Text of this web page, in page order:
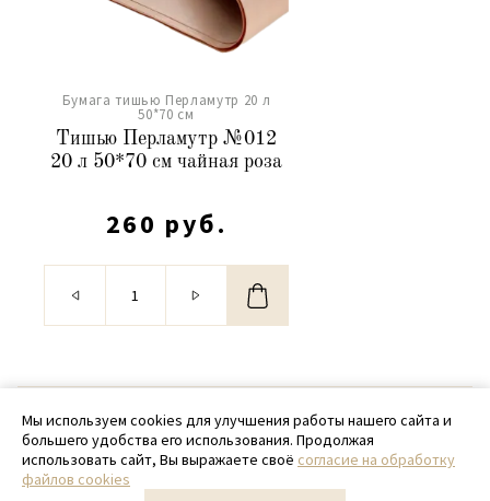
Бумага тишью Перламутр 20 л
50*70 см
Тишью Перламутр №012
20 л 50*70 см чайная роза
260 руб.
© 2020 - 2026 SamPack
+ 7 (918) 699-97-87
zakaz@sampack.store
Мы используем cookies для улучшения работы нашего сайта и
большего удобства его использования. Продолжая
использовать сайт, Вы выражаете своё согласие на обработку
файлов cookies